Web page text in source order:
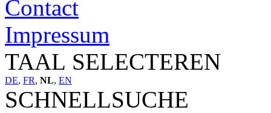
Contact
Impressum
TAAL SELECTEREN
DE, FR, NL, EN
SCHNELLSUCHE